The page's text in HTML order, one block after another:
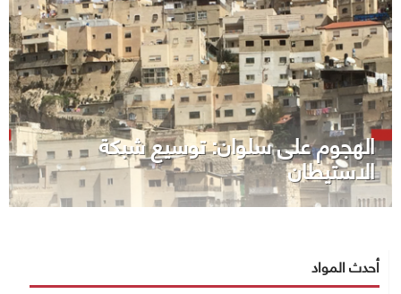
الهجوم على سلوان: توسيع شبكة
الاستيطان
أحدث المواد